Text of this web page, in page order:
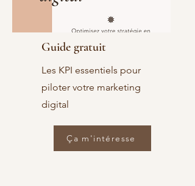
Guide gratuit
Les KPI essentiels pour
piloter votre marketing
digital
Ça m'intéresse